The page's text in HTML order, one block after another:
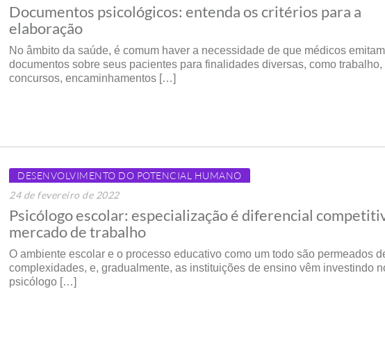
Documentos psicológicos: entenda os critérios para a
elaboração
No âmbito da saúde, é comum haver a necessidade de que médicos emitam
documentos sobre seus pacientes para finalidades diversas, como trabalho,
concursos, encaminhamentos […]
DESENVOLVIMENTO DO POTENCIAL HUMANO
24 de fevereiro de 2022
Psicólogo escolar: especialização é diferencial
mercado de trabalho
O ambiente escolar e o processo educativo como um todo são permeados
complexidades, e, gradualmente, as instituições de ensino vêm investindo
psicólogo […]